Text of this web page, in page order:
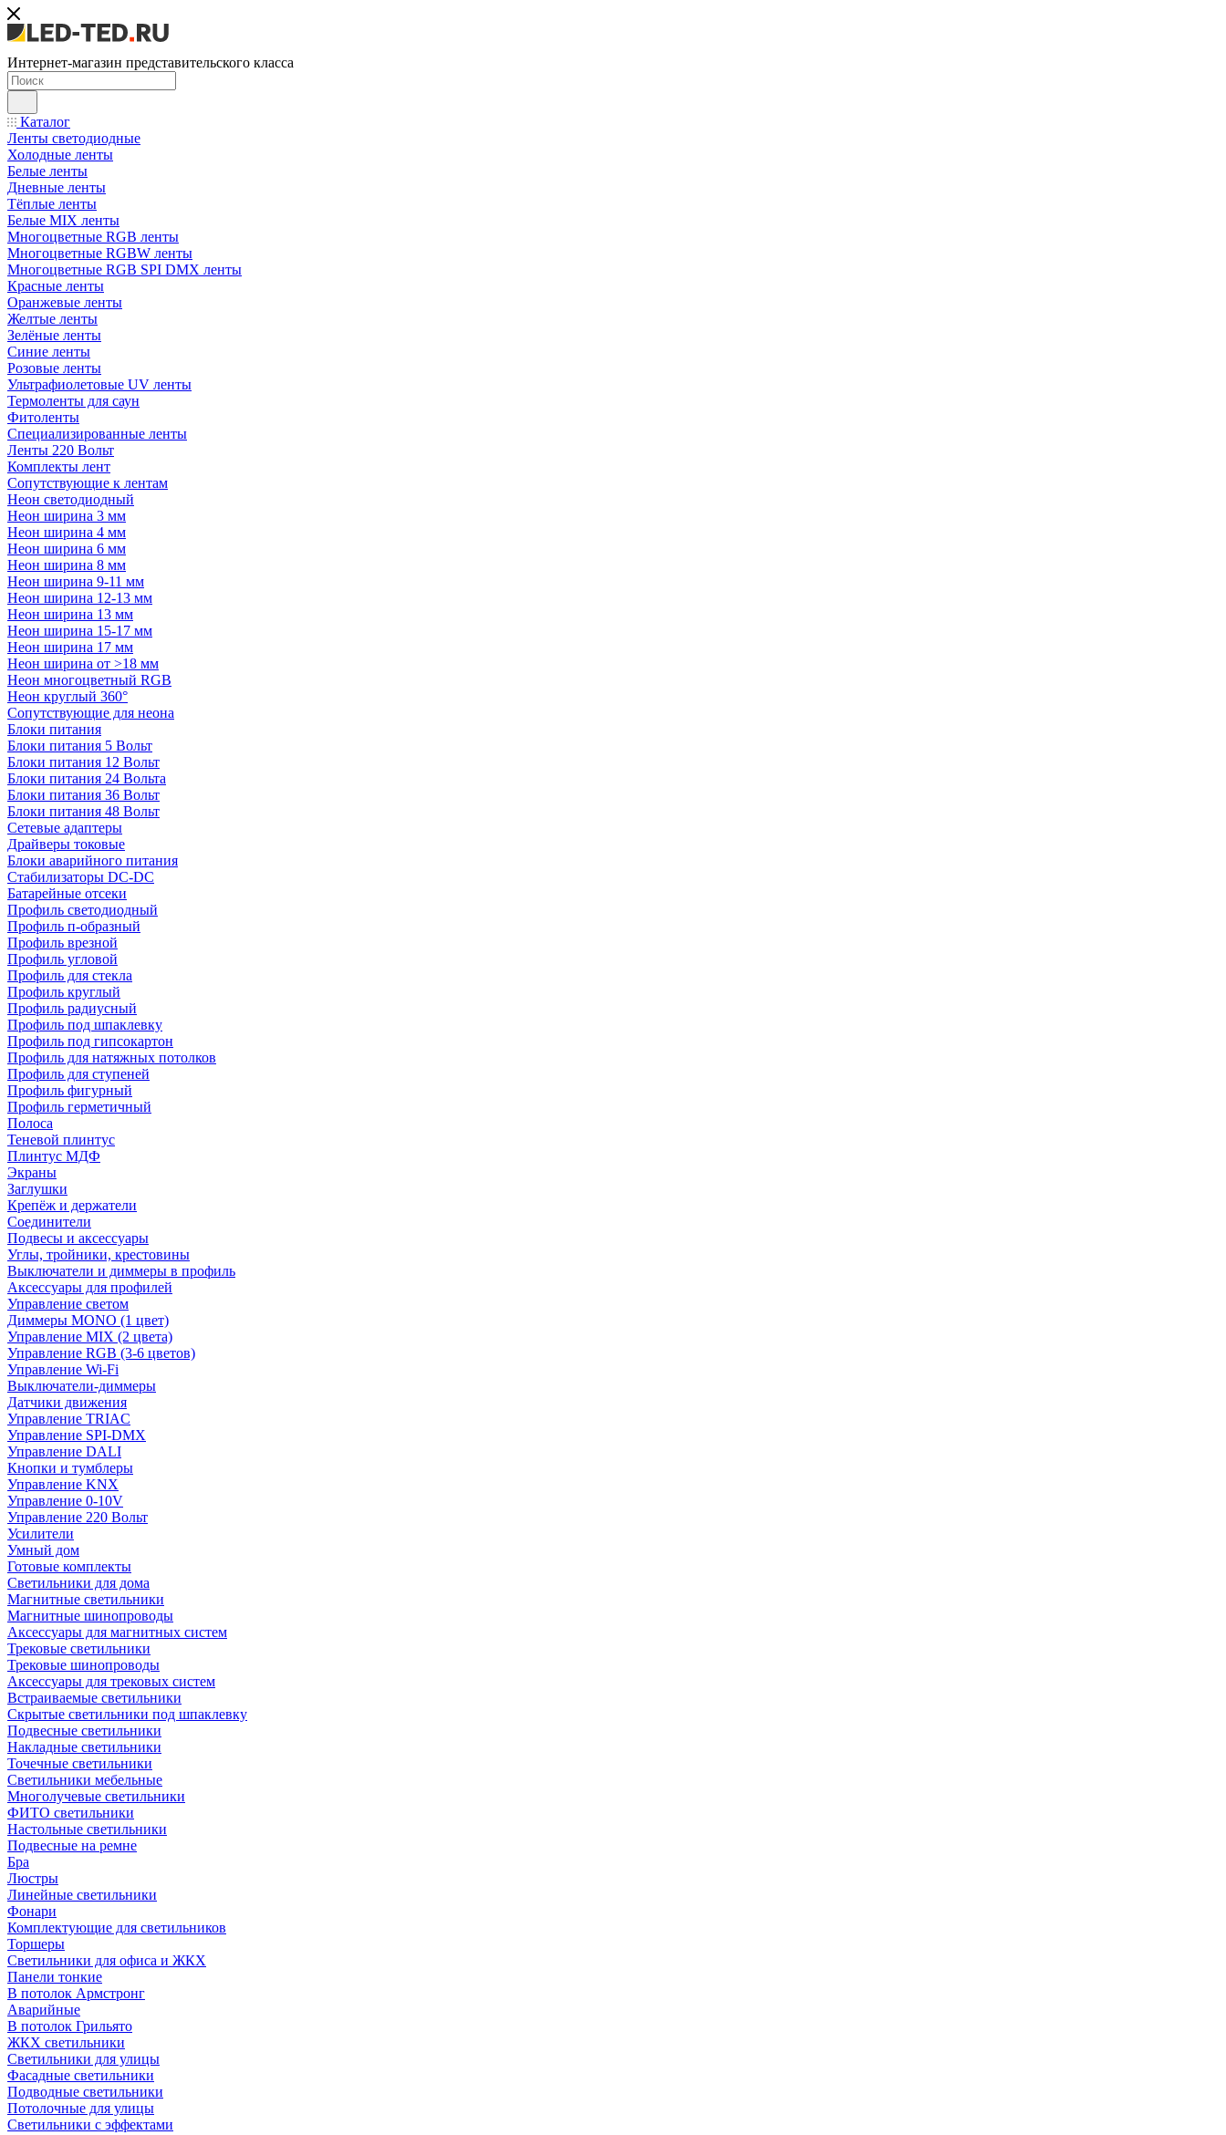
Интернет-магазин представительского класса
Каталог
Ленты светодиодные
Холодные ленты
Белые ленты
Дневные ленты
Тёплые ленты
Белые MIX ленты
Многоцветные RGB ленты
Многоцветные RGBW ленты
Многоцветные RGB SPI DMX ленты
Красные ленты
Оранжевые ленты
Желтые ленты
Зелёные ленты
Синие ленты
Розовые ленты
Ультрафиолетовые UV ленты
Термоленты для саун
Фитоленты
Специализированные ленты
Ленты 220 Вольт
Комплекты лент
Сопутствующие к лентам
Неон светодиодный
Неон ширина 3 мм
Неон ширина 4 мм
Неон ширина 6 мм
Неон ширина 8 мм
Неон ширина 9-11 мм
Неон ширина 12-13 мм
Неон ширина 13 мм
Неон ширина 15-17 мм
Неон ширина 17 мм
Неон ширина от >18 мм
Неон многоцветный RGB
Неон круглый 360°
Сопутствующие для неона
Блоки питания
Блоки питания 5 Вольт
Блоки питания 12 Вольт
Блоки питания 24 Вольта
Блоки питания 36 Вольт
Блоки питания 48 Вольт
Сетевые адаптеры
Драйверы токовые
Блоки аварийного питания
Стабилизаторы DC-DC
Батарейные отсеки
Профиль светодиодный
Профиль п-образный
Профиль врезной
Профиль угловой
Профиль для стекла
Профиль круглый
Профиль радиусный
Профиль под шпаклевку
Профиль под гипсокартон
Профиль для натяжных потолков
Профиль для ступеней
Профиль фигурный
Профиль герметичный
Полоса
Теневой плинтус
Плинтус МДФ
Экраны
Заглушки
Крепёж и держатели
Соединители
Подвесы и аксессуары
Углы, тройники, крестовины
Выключатели и диммеры в профиль
Аксессуары для профилей
Управление светом
Диммеры MONO (1 цвет)
Управление MIX (2 цвета)
Управление RGB (3-6 цветов)
Управление Wi-Fi
Выключатели-диммеры
Датчики движения
Управление TRIAC
Управление SPI-DMX
Управление DALI
Кнопки и тумблеры
Управление KNX
Управление 0-10V
Управление 220 Вольт
Усилители
Умный дом
Готовые комплекты
Светильники для дома
Магнитные светильники
Магнитные шинопроводы
Аксессуары для магнитных систем
Трековые светильники
Трековые шинопроводы
Аксессуары для трековых систем
Встраиваемые светильники
Скрытые светильники под шпаклевку
Подвесные светильники
Накладные светильники
Точечные светильники
Светильники мебельные
Многолучевые светильники
ФИТО светильники
Настольные светильники
Подвесные на ремне
Бра
Люстры
Линейные светильники
Фонари
Комплектующие для светильников
Торшеры
Светильники для офиса и ЖКХ
Панели тонкие
В потолок Армстронг
Аварийные
В потолок Грильято
ЖКХ светильники
Светильники для улицы
Фасадные светильники
Подводные светильники
Потолочные для улицы
Светильники с эффектами